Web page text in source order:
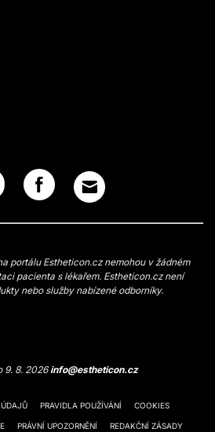
portálu Estheticon.cz nemohou v žádném
pacienta s lékařem. Estheticon.cz není
nebo služby nabízené odborníky.
9. 8. 2026info@estheticon.cz
PRAVIDLA POUŽÍVÁNÍ COOKIES
PRÁVNÍ UPOZORNĚNÍ REDAKČNÍ ZÁSADY